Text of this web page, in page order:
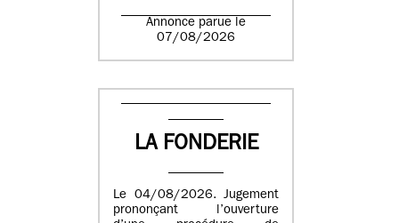
Annonce parue le
07/08/2026
LA FONDERIE
Le 04/08/2026. Jugement
prononçant l’ouverture